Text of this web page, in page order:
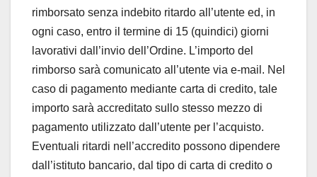
rimborsato senza indebito ritardo all’utente ed, in
ogni caso, entro il termine di 15 (quindici) giorni
lavorativi dall’invio dell’Ordine. L’importo del
rimborso sarà comunicato all’utente via e-mail. Nel
caso di pagamento mediante carta di credito, tale
importo sarà accreditato sullo stesso mezzo di
pagamento utilizzato dall’utente per l’acquisto.
Eventuali ritardi nell’accredito possono dipendere
dall’istituto bancario, dal tipo di carta di credito o